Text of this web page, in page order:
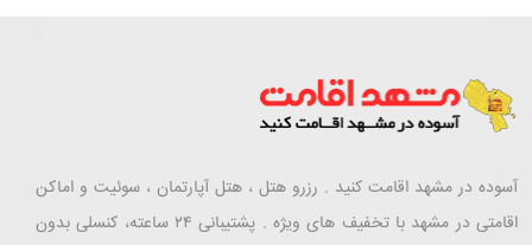
آسوده در مشهد اقامت کنید . رزرو هتل ، هتل آپارتمان ، سوئیت و اماکن
اقامتی در مشهد با تخفیف های ویژه . پشتیبانی ۲۴ ساعته، کنسلی بدون